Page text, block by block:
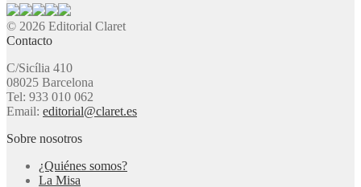
© 2026 Editorial Claret
Contacto
C/Sicília 410
08025 Barcelona
Tel: 933 010 062
Email: editorial@claret.es
Sobre nosotros
¿Quiénes somos?
La Misa